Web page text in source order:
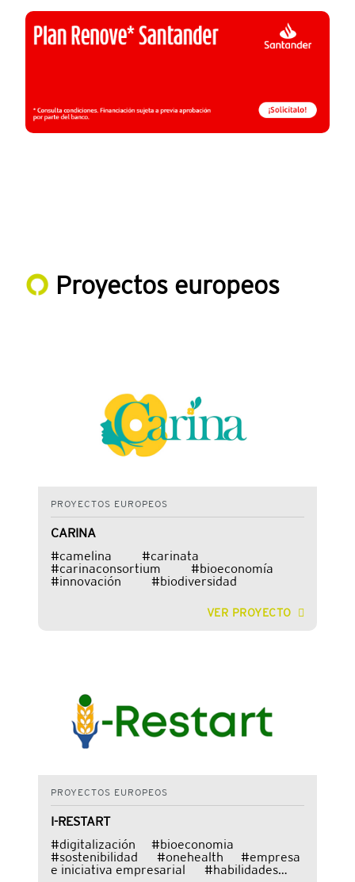
Proyectos europeos
PROYECTOS EUROPEOS
CARINA
#camelina #carinata
#carinaconsortium #bioeconomía
#innovación #biodiversidad
VER PROYECTO
PROYECTOS EUROPEOS
I-RESTART
#digitalización #bioeconomia
#sostenibilidad #onehealth #empresa
e iniciativa empresarial #habilidades